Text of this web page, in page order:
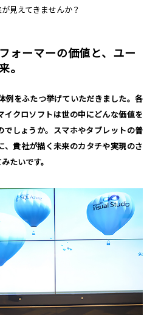
見えてきませんか？
ォーマーの価値と、ユー
。
例をふたつ挙げていただきました。各
イクロソフトは世の中にどんな価値を
でしょうか。スマホやタブレットの普
、貴社が描く未来のカタチや実現のさ
たいです。